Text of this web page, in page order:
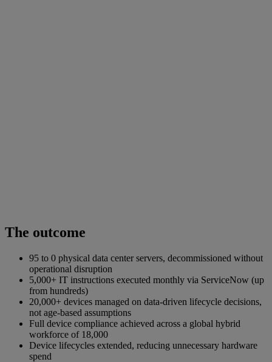
The outcome
95 to 0 physical data center servers, decommissioned without
operational disruption
5,000+ IT instructions executed monthly via ServiceNow (up
from hundreds)
20,000+ devices managed on data-driven lifecycle decisions,
not age-based assumptions
Full device compliance achieved across a global hybrid
workforce of 18,000
Device lifecycles extended, reducing unnecessary hardware
spend